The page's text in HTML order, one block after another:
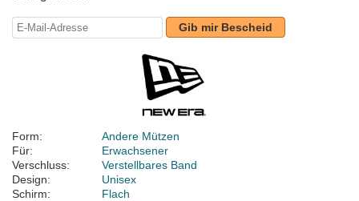
Gib mir Bescheid
Form:
Andere Mützen
Für:
Erwachsener
Verschluss:
Verstellbares Band
Design:
Unisex
Schirm:
Flach